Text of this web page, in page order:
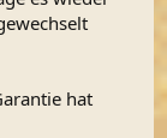
hat